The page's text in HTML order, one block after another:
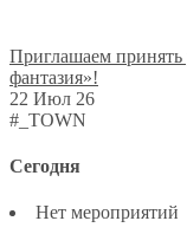
Приглашаем принять
фантазия»!
22 Июл 26
#_TOWN
Сегодня
Нет мероприятий